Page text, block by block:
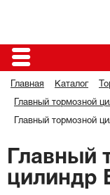
Главная Каталог
Главный тормозной
Главный тормозной
Главный
цилиндр